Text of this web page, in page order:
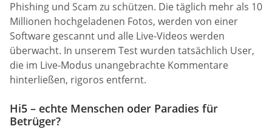
Phishing und Scam zu schützen. Die täglich mehr als 10
Millionen hochgeladenen Fotos, werden von einer
Software gescannt und alle Live-Videos werden
überwacht. In unserem Test wurden tatsächlich User,
die im Live-Modus unangebrachte Kommentare
hinterließen, rigoros entfernt.
Hi5 – echte Menschen oder Paradies für
Betrüger?